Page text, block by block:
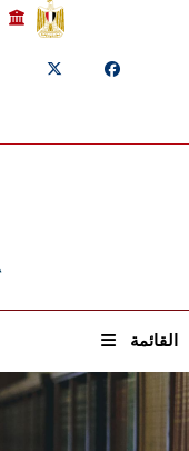
القائمة